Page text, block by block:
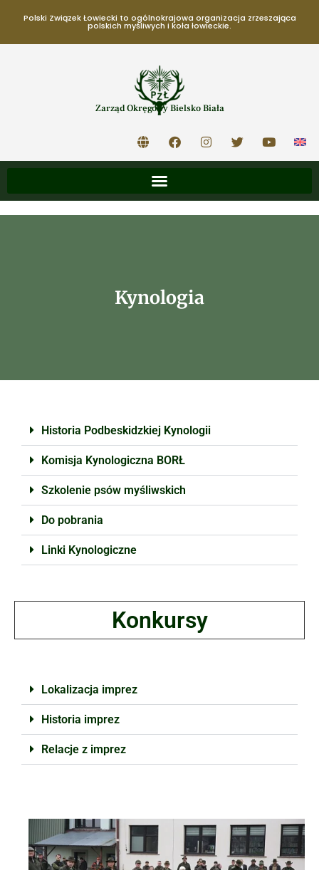
Polski Związek Łowiecki to ogólnokrajowa organizacja zrzeszająca
polskich myśliwych i koła łowieckie.
Zarząd Okręgowy Bielsko Biała
Kynologia
Historia Podbeskidzkiej Kynologii
Komisja Kynologiczna BORŁ
Szkolenie psów myśliwskich
Do pobrania
Linki Kynologiczne
Konkursy
Lokalizacja imprez
Historia imprez
Relacje z imprez